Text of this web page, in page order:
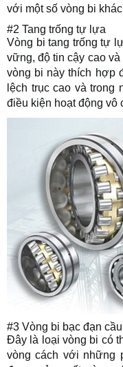
với một số vòng bi
#2 Tang trống tự lựa
Vòng bi tang trống tự
vững, độ tin cậy cao
vòng bi này thích hợp
lệch trục cao và trong
điều kiện hoạt động vô
#3 Vòng bi bạc đạn
Đây là loại vòng bi có
vòng cách với những